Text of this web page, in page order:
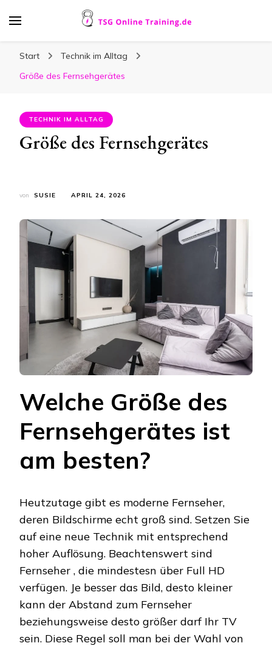
Start
Technik im Alltag
Größe des Fernsehgerätes
TECHNIK IM ALLTAG
Größe des Fernsehgerätes
von SUSIE APRIL 24, 2026
Welche Größe des
Fernsehgerätes ist
am besten?
Heutzutage gibt es moderne Fernseher,
deren Bildschirme echt groß sind. Setzen Sie
auf eine neue Technik mit entsprechend
hoher Auflösung. Beachtenswert sind
Fernseher , die mindestesn über Full HD
verfügen. Je besser das Bild, desto kleiner
kann der Abstand zum Fernseher
beziehungsweise desto größer darf Ihr TV
sein. Diese Regel soll man bei der Wahl von